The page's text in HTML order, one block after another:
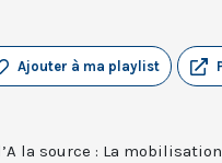
Ajouter à ma playlist
la source : La